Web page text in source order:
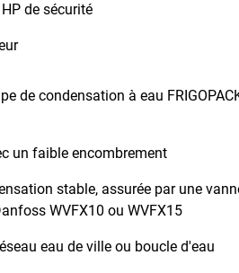
de sécurité
de condensation à eau
un faible encombrement
stable, assurée par une
WVFX10 ou WVFX15
eau de ville ou boucle d'eau